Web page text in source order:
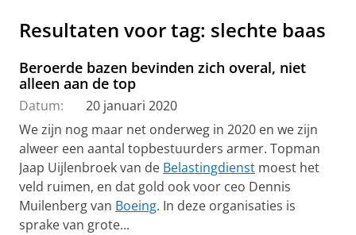
Resultaten voor tag: slechte baas
Beroerde bazen bevinden zich overal, niet
alleen aan de top
Datum:
20 januari 2020
We zijn nog maar net onderweg in 2020 en we zijn
alweer een aantal topbestuurders armer. Topman
Jaap Uijlenbroek van de Belastingdienst moest het
veld ruimen, en dat gold ook voor ceo Dennis
Muilenberg van Boeing. In deze organisaties is
sprake van grote...